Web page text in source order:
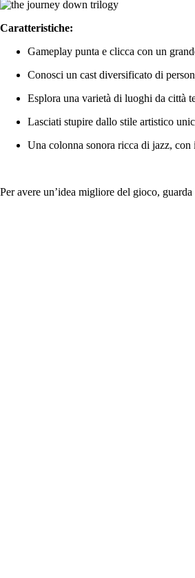
Caratteristiche:
Gameplay punta e clicca con un
Conosci un cast diversificato di
Esplora una varietà di luoghi da città
Lasciati stupire dallo stile artistico
Una colonna sonora ricca di jazz, con
Per avere un’idea migliore del gioco,